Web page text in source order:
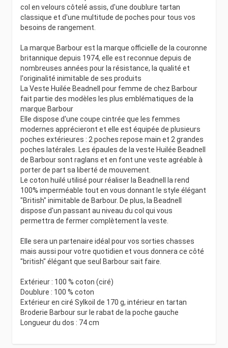
col en velours côtelé assis, d'une doublure tartan
classique et d'une multitude de poches pour tous vos
besoins de rangement.
La marque Barbour est la marque officielle de la couronne
britannique depuis 1974, elle est reconnue depuis de
nombreuses années pour la résistance, la qualité et
l'originalité inimitable de ses produits
La Veste Huilée Beadnell pour femme de chez Barbour
fait partie des modèles les plus emblématiques de la
marque Barbour
Elle dispose d'une coupe cintrée que les femmes
modernes apprécieront et elle est équipée de plusieurs
poches extérieures : 2 poches repose main et 2 grandes
poches latérales. Les épaules de la veste Huilée Beadnell
de Barbour sont raglans et en font une veste agréable à
porter de part sa liberté de mouvement.
Le coton huilé utilisé pour réaliser la Beadnell la rend
100% imperméable tout en vous donnant le style élégant
"British" inimitable de Barbour. De plus, la Beadnell
dispose d'un passant au niveau du col qui vous
permettra de fermer complètement la veste.
Elle sera un partenaire idéal pour vos sorties chasses
mais aussi pour votre quotidien et vous donnera ce côté
"british" élégant que seul Barbour sait faire.
Extérieur : 100 % coton (ciré)
Doublure : 100 % coton
Extérieur en ciré Sylkoil de 170 g, intérieur en tartan
Broderie Barbour sur le rabat de la poche gauche
Longueur du dos : 74 cm